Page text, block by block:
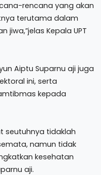
rencana yang akan
terutama dalam
Kepala UPT
Aiptu Suparnu aji juga
ini, serta
kepada
seutuhnya tidaklah
namun tidak
kesehatan
aji.